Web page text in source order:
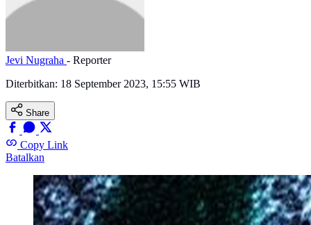
Jevi Nugraha - Reporter
Diterbitkan: 18 September 2023, 15:55 WIB
Share
Copy Link
Batalkan